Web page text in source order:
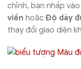
chỉnh, bạn nhấp
viền hoặc Độ dày
thay đổi giao diện